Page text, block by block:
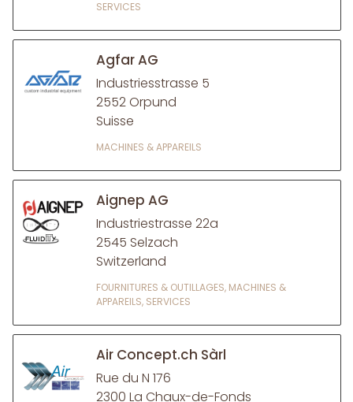
SERVICES
Agfar AG
Industriesstrasse 5
2552 Orpund
Suisse
MACHINES & APPAREILS
Aignep AG
Industriestrasse 22a
2545 Selzach
Switzerland
FOURNITURES & OUTILLAGES, MACHINES &
APPAREILS, SERVICES
Air Concept.ch Sàrl
Rue du N 176
2300 La Chaux-de-Fonds